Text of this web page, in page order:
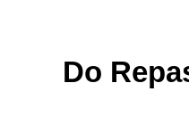
Do